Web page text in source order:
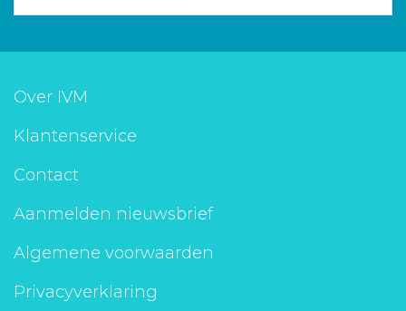
Over IVM
Klantenservice
Contact
Aanmelden nieuwsbrief
Algemene voorwaarden
Privacyverklaring